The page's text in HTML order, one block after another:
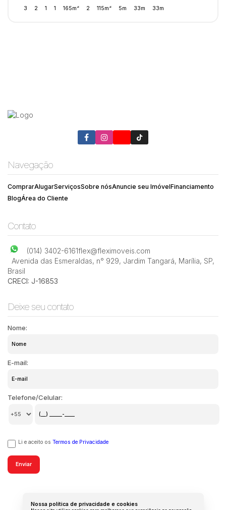
Nossa política de privacidade e cookies
3 2 1 1 165m² 2 115m² 5m 33m 33m
Navegação
ComprarAlugarServiçosSobre nósAnuncie seu ImóvelFinanciamento
BlogÁrea do Cliente
Contato
(014) 3402-6161flex@fleximoveis.com
Avenida das Esmeraldas, n° 929, Jardim Tangará, Marília, SP,
Brasil
CRECI: J-16853
Deixe seu contato
Nome:
E-mail:
Telefone/Celular:
Li e aceito os Termos de Privacidade